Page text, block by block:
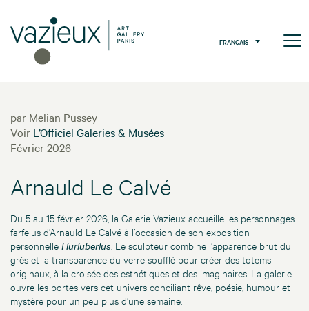
FRANÇAIS
par Melian Pussey
Voir L’Officiel Galeries & Musées
Février 2026
—
Arnauld Le Calvé
Du 5 au 15 février 2026, la Galerie Vazieux accueille les personnages
farfelus d’Arnauld Le Calvé à l’occasion de son exposition
personnelle Hurluberlus . Le sculpteur combine l’apparence brut du
grès et la transparence du verre soufflé pour créer des totems
originaux, à la croisée des esthétiques et des imaginaires. La galerie
ouvre les portes vers cet univers conciliant rêve, poésie, humour et
mystère pour un peu plus d’une semaine.